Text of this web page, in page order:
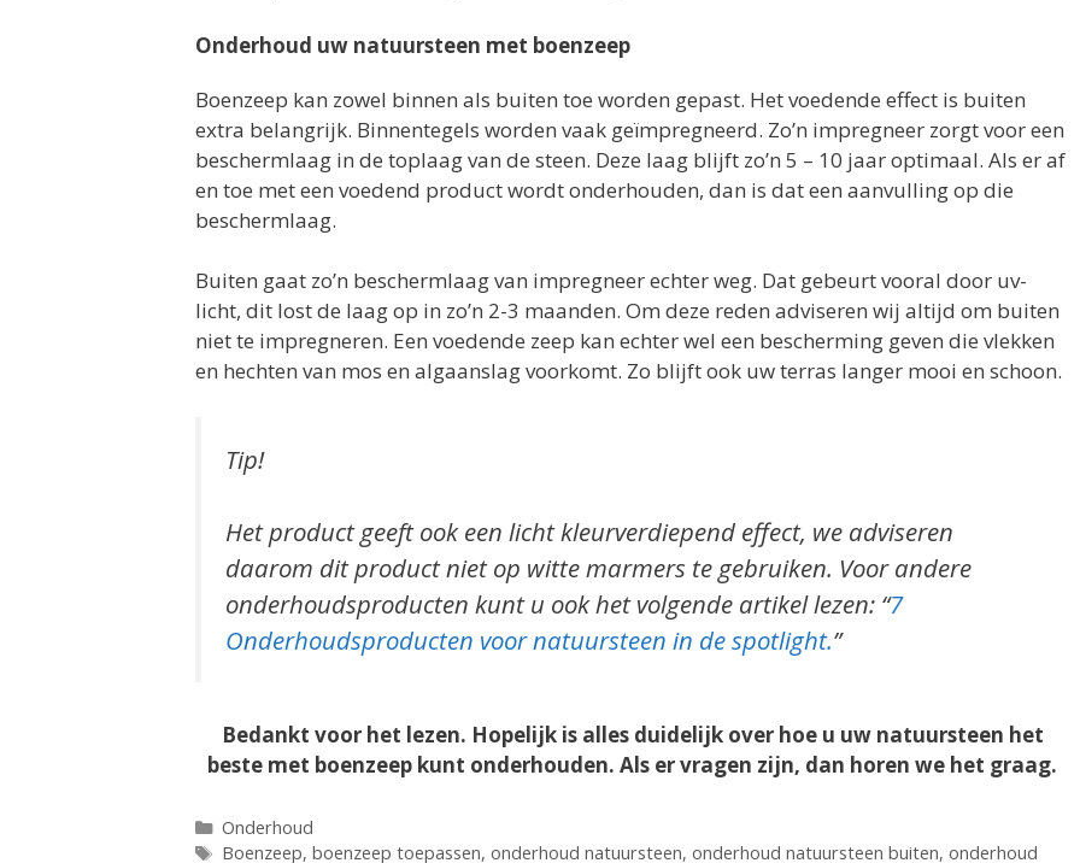
Onderhoud uw natuursteen met boenzeep
Boenzeep kan zowel binnen als buiten toe worden gepast. Het voedende effect is buiten
extra belangrijk. Binnentegels worden vaak geïmpregneerd. Zo’n impregneer zorgt voor een
beschermlaag in de toplaag van de steen. Deze laag blijft zo’n 5 – 10 jaar optimaal. Als er af
en toe met een voedend product wordt onderhouden, dan is dat een aanvulling op die
beschermlaag.
Buiten gaat zo’n beschermlaag van impregneer echter weg. Dat gebeurt vooral door uv-
licht, dit lost de laag op in zo’n 2-3 maanden. Om deze reden adviseren wij altijd om buiten
niet te impregneren. Een voedende zeep kan echter wel een bescherming geven die vlekken
en hechten van mos en algaanslag voorkomt. Zo blijft ook uw terras langer mooi en schoon.
Tip!
Het product geeft ook een licht kleurverdiepend effect, we adviseren
daarom dit product niet op witte marmers te gebruiken. Voor andere
onderhoudsproducten kunt u ook het volgende artikel lezen: “7
Onderhoudsproducten voor natuursteen in de spotlight.”
Bedankt voor het lezen. Hopelijk is alles duidelijk over hoe u uw natuursteen het
beste met boenzeep kunt onderhouden. Als er vragen zijn, dan horen we het graag.
Categorieën
Onderhoud
Tags
Boenzeep, boenzeep toepassen, onderhoud natuursteen, onderhoud natuursteen buiten, onderhoud